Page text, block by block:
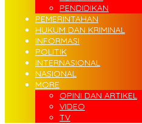
PENDIDIKAN
PEMERINTAHAN
HUKUM DAN KRIMINAL
INFORMASI
POLITIK
INTERNASIONAL
NASIONAL
MORE
OPINI DAN ARTIKEL
VIDEO
TV